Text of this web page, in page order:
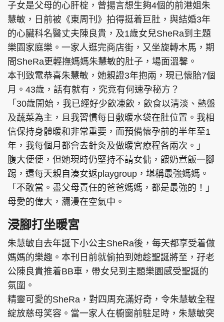
東周刊 cazbuyer 東Touch
PCM 電腦廣場 星島頭條 星島日報
頭條日報 星島環球 The Standard
親子王 Oh!爸媽 JobMarket
頭條搵工
關於我們
隱私政策聲明
使用條款
子女是父母的心肝椗，曾揚言想生夠4個的前港姐朱
慧敏，日前被《東周刊》拍得挺着巨肚，與結婚3年
的心臟科名醫丈夫陳良貴，及1歲女兒SheRa到主題
樂園家庭樂。一家人逛完商店街，又坐旋轉木馬，期
間SheRa更輕撫媽媽朱慧敏的肚子，場面溫馨。
本刊致電恭喜朱慧敏，她親證3年抱兩，現已懷胎7個
月。43歲，話有就有，究竟有何速孕秘方？
「30歲開始，我已經好少飲凍飲，飲食以清淡、熱盤
及蔬菜為主，且我習慣每日敷暖水袋在肚位置。我相
信保持身體暖和非常重要，而預備懷孕前的半年至1
年，我每個月都會去針灸及做暖宮療程各兩次。」
腹大便便，但她現時仍堅持不請女傭，餵奶煮飯一腳
踢，還每天親自湊女返playgroup，堪稱最強媽媽。
「不敢當。盡父母責任的爸爸媽媽，都是最強的！」
母愛的偉大，瀰漫在空氣中。
浸腳打坐暖宮
朱慧敏自去年誕下小公主SheRa後，每天都享受着做
媽媽的樂趣。本刊日前就偷拍到她趁聖誕將至，孖老
公陳良貴推着BB車，帶女兒到主題樂園感受聖誕的
氛圍。
精靈可愛的SheRa，對四周充滿好奇，令朱慧敏全程
綻放慈母笑容。當一家人在櫥窗前駐足時，朱慧敏突